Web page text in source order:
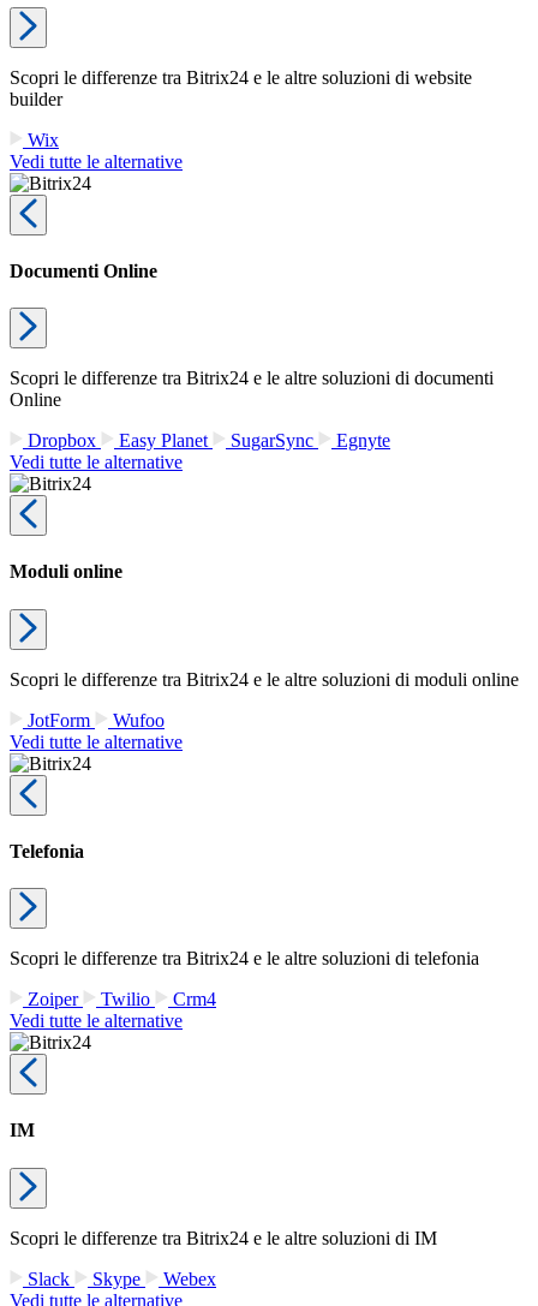
Scopri le differenze tra Bitrix24 e le altre soluzioni di website
builder
Wix
Vedi tutte le alternative
Documenti Online
Scopri le differenze tra Bitrix24 e le altre soluzioni di documenti
Online
Dropbox
Easy Planet SugarSync
Egnyte
Vedi tutte le alternative
Moduli online
Scopri le differenze tra Bitrix24 e le altre soluzioni di moduli online
JotForm
Wufoo
Vedi tutte le alternative
Telefonia
Scopri le differenze tra Bitrix24 e le altre soluzioni di telefonia
Zoiper
Twilio
Crm4
Vedi tutte le alternative
IM
Scopri le differenze tra Bitrix24 e le altre soluzioni di IM
Slack
Skype
Webex
Vedi tutte le alternative